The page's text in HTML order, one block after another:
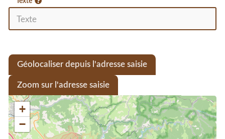
Géolocaliser depuis l'adresse saisie
Zoom sur l'adresse saisie
+
−